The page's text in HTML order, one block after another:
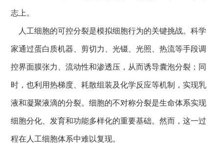
志上。
人工细胞的可控分裂是模拟细胞行为的关键挑战。科学
家通过蛋白质机器、剪切力、光镊、光照、热流等手段调
控界面膜张力、流动性和渗透压，从而诱导囊泡分裂；同
时，也利用热梯度、耗散组装及化学反应等机制，实现乳
液和凝聚液滴的分裂。细胞的不对称分裂是生命体系实现
细胞分化、发育和功能多样化的重要基础。然而，这一过
程在人工细胞体系中难以复现。